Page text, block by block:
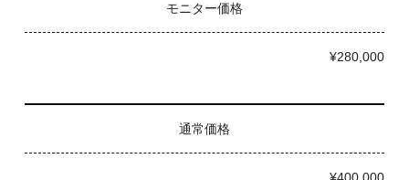
モニター価格
¥280,000
通常価格